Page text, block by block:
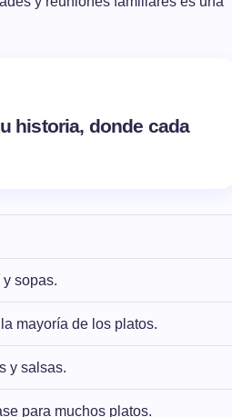
historia, donde cada
sopas.
mayoría de los platos.
y salsas.
para muchos platos.